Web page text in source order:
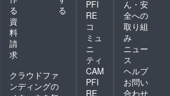
る
る
資
料
請
求
クラウドファ
ンディングの
PFI
RE
コ
ミュ
ニ
ティ
CAM
PFI
RE
ん・安
全への
取り組
み
ニュー
ス
ヘルプ
お問い
合わせ